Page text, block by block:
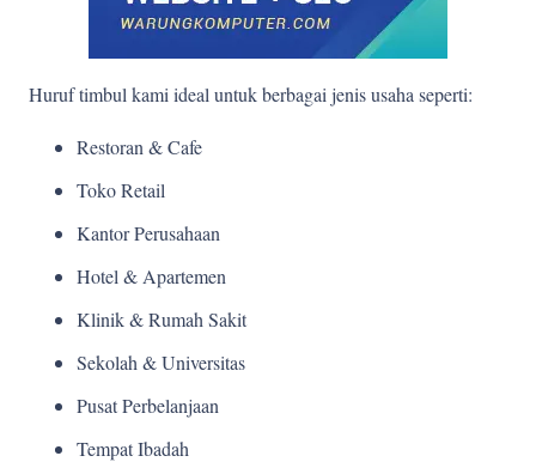
Huruf timbul kami ideal untuk berbagai jenis usaha seperti:
Restoran & Cafe
Toko Retail
Kantor Perusahaan
Hotel & Apartemen
Klinik & Rumah Sakit
Sekolah & Universitas
Pusat Perbelanjaan
Tempat Ibadah